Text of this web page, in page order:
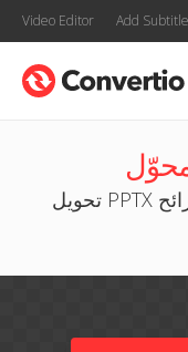
Video Editor Add
تحويل PPTX إلى عرض شرائح PPS — مجاناً عبر